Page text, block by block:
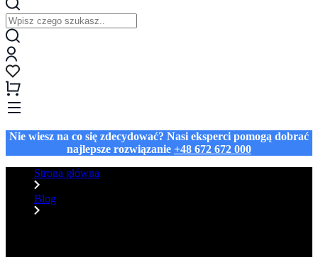
Nie wiesz na co się zdecydować? Nasi eksperci pomogą dobrać
najlepsze rozwiązanie +48 672 672 000
Strona główna
Blog